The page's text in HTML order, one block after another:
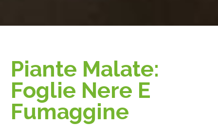
Piante Malate:
Foglie Nere E
Fumaggine